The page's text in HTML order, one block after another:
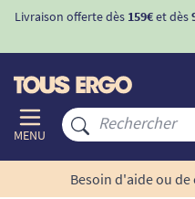
Livraison offerte dès 159€et dès
MENU
Besoin d'aide ou de